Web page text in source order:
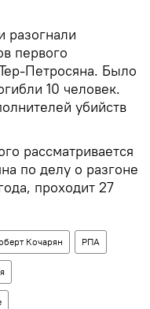
разогнали
первого
Петросяна. Было
10 человек.
убийств
рассматривается
по делу о разгоне
проходит 27
Кочарян РПА